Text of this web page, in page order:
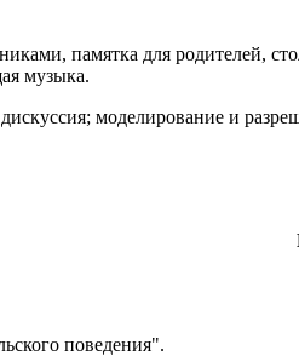
памятка для родителей,
музыка.
моделирование и
поведения".